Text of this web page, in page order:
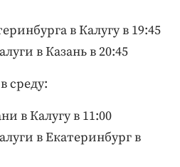
в Калугу в 19:45
в Казань в 20:45
среду:
в Калугу в 11:00
в Екатеринбург в